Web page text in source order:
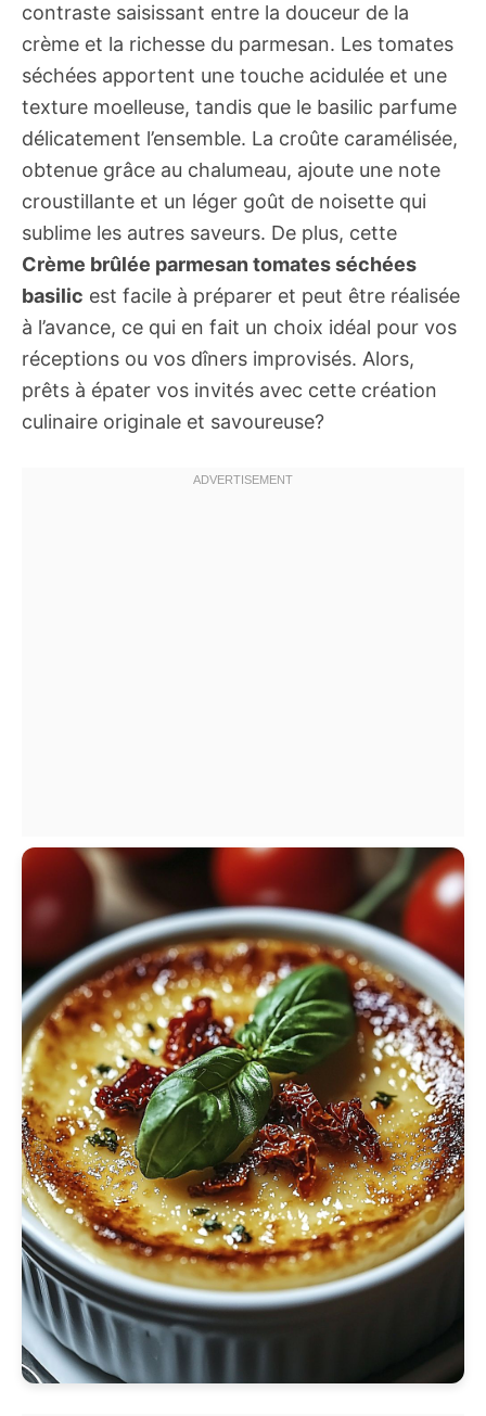
contraste saisissant entre la douceur de la
crème et la richesse du parmesan. Les tomates
séchées apportent une touche acidulée et une
texture moelleuse, tandis que le basilic parfume
délicatement l’ensemble. La croûte caramélisée,
obtenue grâce au chalumeau, ajoute une note
croustillante et un léger goût de noisette qui
sublime les autres saveurs. De plus, cette
Crème brûlée parmesan tomates séchées
basilic est facile à préparer et peut être réalisée
à l’avance, ce qui en fait un choix idéal pour vos
réceptions ou vos dîners improvisés. Alors,
prêts à épater vos invités avec cette création
culinaire originale et savoureuse?